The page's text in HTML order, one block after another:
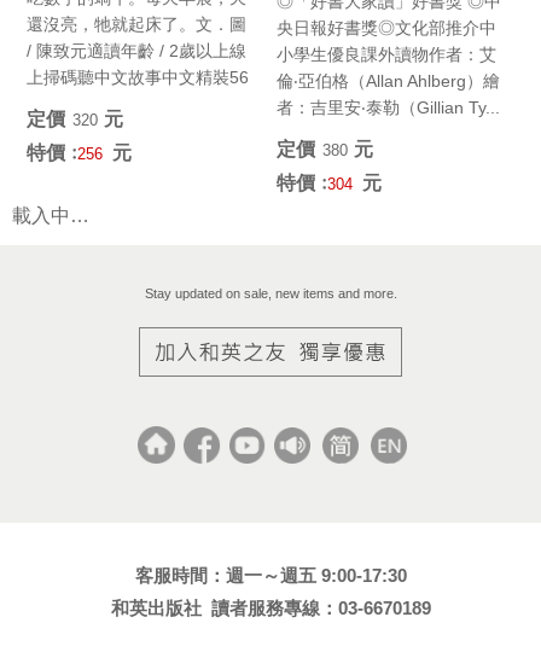
還沒亮，牠就起床了。文．圖
/ 陳致元適讀年齡 / 2歲以上線
上掃碼聽中文故事中文精裝56
定價﹕320 元
特價﹕256 元
央日報好書獎◎文化部推介中
小學生優良課外讀物作者：艾
倫‧亞伯格（Allan Ahlberg）繪
者：吉里安‧泰勒（Gillian Ty...
定價﹕380 元
特價﹕304 元
載入中…
Stay updated on sale, new items and more.
客服時間：週一～週五 9:00-17:30
和英出版社 讀者服務專線：03-6670189